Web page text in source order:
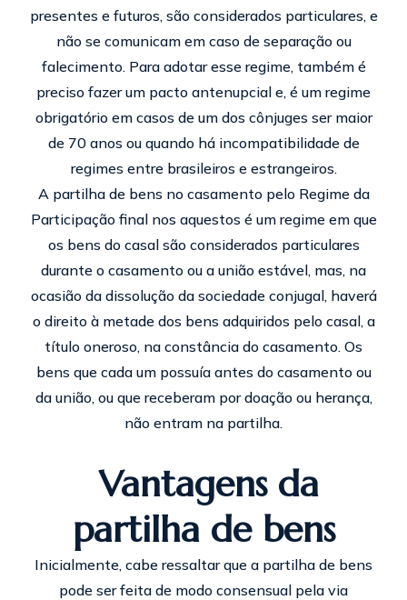
presentes e futuros, são considerados particulares, e
não se comunicam em caso de separação ou
falecimento. Para adotar esse regime, também é
preciso fazer um pacto antenupcial e, é um regime
obrigatório em casos de um dos cônjuges ser maior
de 70 anos ou quando há incompatibilidade de
regimes entre brasileiros e estrangeiros.
A partilha de bens no casamento pelo Regime da
Participação final nos aquestos é um regime em que
os bens do casal são considerados particulares
durante o casamento ou a união estável, mas, na
ocasião da dissolução da sociedade conjugal, haverá
o direito à metade dos bens adquiridos pelo casal, a
título oneroso, na constância do casamento. Os
bens que cada um possuía antes do casamento ou
da união, ou que receberam por doação ou herança,
não entram na partilha.
Vantagens da
partilha de bens
Inicialmente, cabe ressaltar que a partilha de bens
pode ser feita de modo consensual pela via